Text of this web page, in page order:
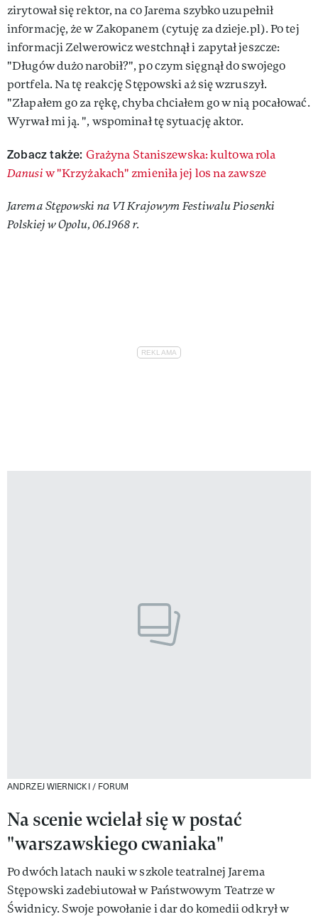
zirytował się rektor, na co Jarema szybko uzupełnił
informację, że w Zakopanem (cytuję za dzieje.pl). Po tej
informacji Zelwerowicz westchnął i zapytał jeszcze:
"Długów dużo narobił?", po czym sięgnął do swojego
portfela. Na tę reakcję Stępowski aż się wzruszył.
"Złapałem go za rękę, chyba chciałem go w nią pocałować.
Wyrwał mi ją. ", wspominał tę sytuację aktor.
Zobacz także: Grażyna Staniszewska: kultowa rola
Danusiw "Krzyżakach" zmieniła jej los na zawsze
Jarema Stępowski na VI Krajowym Festiwalu Piosenki
Polskiej w Opolu, 06.1968 r.
ANDRZEJ WIERNICKI / FORUM
Na scenie wcielał się w postać
"warszawskiego cwaniaka"
Po dwóch latach nauki w szkole teatralnej Jarema
Stępowski zadebiutował w Państwowym Teatrze w
Świdnicy. Swoje powołanie i dar do komedii odkrył w